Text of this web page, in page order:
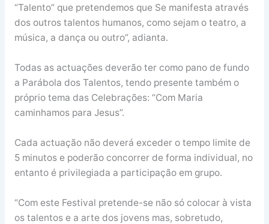
“Talento” que pretendemos que Se manifesta através
dos outros talentos humanos, como sejam o teatro, a
música, a dança ou outro”, adianta.
Todas as actuações deverão ter como pano de fundo
a Parábola dos Talentos, tendo presente também o
próprio tema das Celebrações: “Com Maria
caminhamos para Jesus”.
Cada actuação não deverá exceder o tempo limite de
5 minutos e poderão concorrer de forma individual, no
entanto é privilegiada a participação em grupo.
“Com este Festival pretende-se não só colocar à vista
os talentos e a arte dos jovens mas, sobretudo,